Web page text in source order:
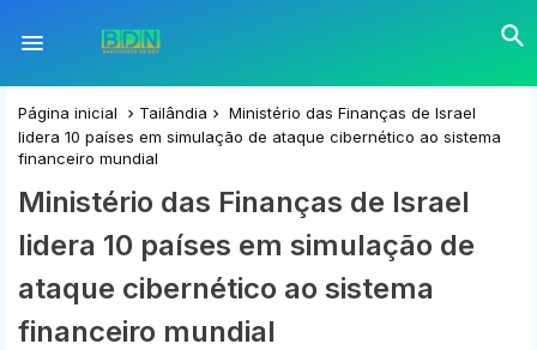
Página inicial Tailândia
Ministério das Finanças de Israel
lidera 10 países em simulação de ataque cibernético ao sistema
financeiro mundial
Ministério das Finanças de Israel
lidera 10 países em simulação de
ataque cibernético ao sistema
financeiro mundial